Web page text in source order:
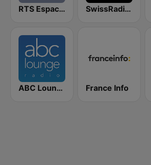
RTS Espace 2 SwissRadio.ch Classical Opera
ABC Lounge Jazz France Info